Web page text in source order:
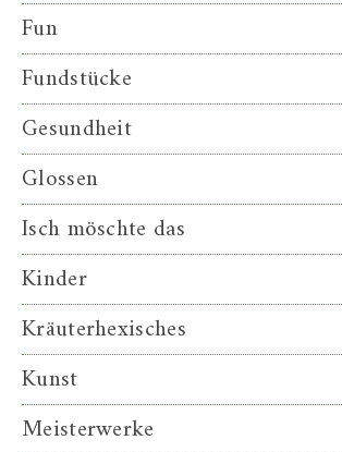
Fun
Fundstücke
Gesundheit
Glossen
Isch möschte das
Kinder
Kräuterhexisches
Kunst
Meisterwerke